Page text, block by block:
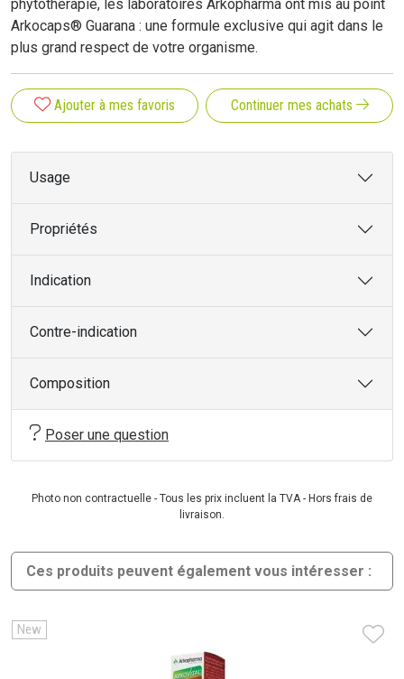
phytothérapie, les laboratoires Arkopharma ont mis au point
Arkocaps® Guarana : une formule exclusive qui agit dans le
plus grand respect de votre organisme.
Ajouter à mes favoris Continuer mes achats
Usage
Propriétés
Indication
Contre-indication
Composition
Poser une question
Photo non contractuelle - Tous les prix incluent la TVA - Hors frais de
livraison.
Ces produits peuvent également vous intéresser :
New